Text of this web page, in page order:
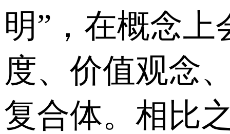
明”，在概念
度、价值观念
复合体。相比